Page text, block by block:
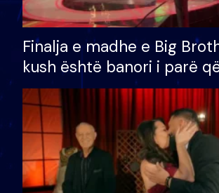
Finalja e madhe e Big
kush është banori i parë
shtëpinë dhe humb
të fituar çmimin e madh